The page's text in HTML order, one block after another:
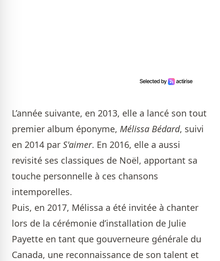
L’année suivante, en 2013, elle a lancé son tout
premier album éponyme, Mélissa Bédard, suivi
en 2014 par S'aimer. En 2016, elle a aussi
revisité ses classiques de Noël, apportant sa
touche personnelle à ces chansons
intemporelles.
Puis, en 2017, Mélissa a été invitée à chanter
lors de la cérémonie d’installation de Julie
Payette en tant que gouverneure générale du
Canada, une reconnaissance de son talent et